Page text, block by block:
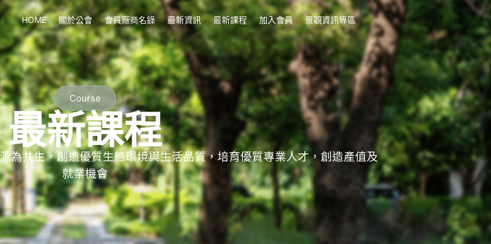
HOME 關於公會 會員廠商名錄 最新資訊 最新課程 加入會員 景觀資訊專區
Course
最新課程
為共生，創造優質生態環境與生活品質，培育優質專業人才，創造產值及
就業機會